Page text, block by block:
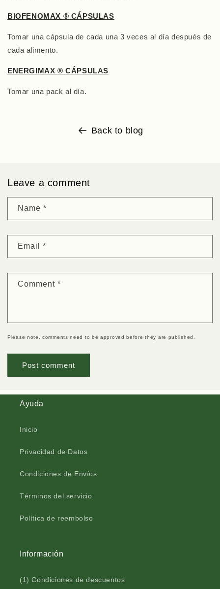
BIOFENOMAX ® CÁPSULAS
Tomar una cápsula de cada una 3 veces al día después de
cada alimento.
ENERGIMAX ® CÁPSULAS
Tomar una pack al día.
Back to blog
Leave a comment
Name *
Email *
Comment *
Please note, comments need to be approved before they are published.
Ayuda
Inicio
Privacidad de Datos
Condiciones de Envíos
Términos del servicio
Política de reembolso
Información
(1) Condiciones de descuentos